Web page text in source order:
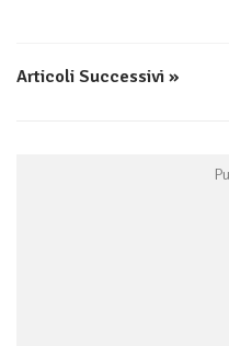
Articoli Successivi »